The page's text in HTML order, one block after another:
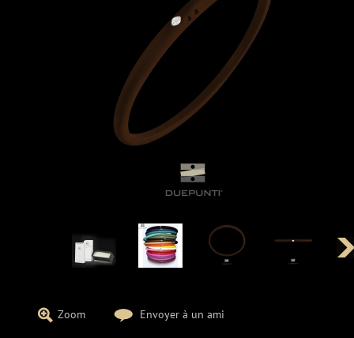
Zoom Envoyer à un ami